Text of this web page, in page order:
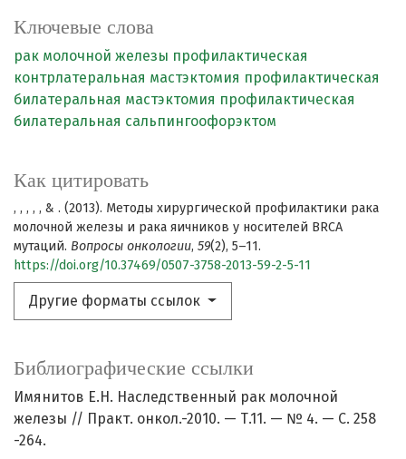
Ключевые слова
рак молочной железы профилактическая
контрлатеральная мастэктомия профилактическая
билатеральная мастэктомия профилактическая
билатеральная сальпингоофорэктом
Как цитировать
, , , , , & . (2013). Методы хирургической профилактики рака
молочной железы и рака яичников у носителей BRCA
мутаций. Вопросы онкологии, 59(2), 5–11.
https://doi.org/10.37469/0507-3758-2013-59-2-5-11
Другие форматы ссылок
Библиографические ссылки
Имянитов Е.Н. Наследственный рак молочной
железы // Практ. онкол.-2010. — Т.11. — № 4. — С. 258
-264.